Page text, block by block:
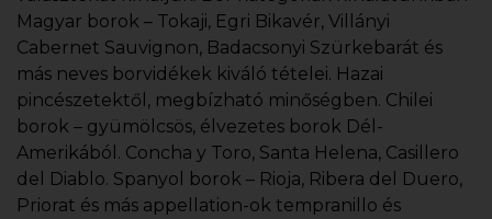
Magyar borok – Tokaji, Egri Bikavér, Villányi
Cabernet Sauvignon, Badacsonyi Szürkebarát és
más neves borvidékek kiváló tételei. Hazai
pincészetektől, megbízható minőségben. Chilei
borok – gyümölcsös, élvezetes borok Dél-
Amerikából. Concha y Toro, Santa Helena, Casillero
del Diablo. Spanyol borok – Rioja, Ribera del Duero,
Priorat és más appellation-ok tempranillo és